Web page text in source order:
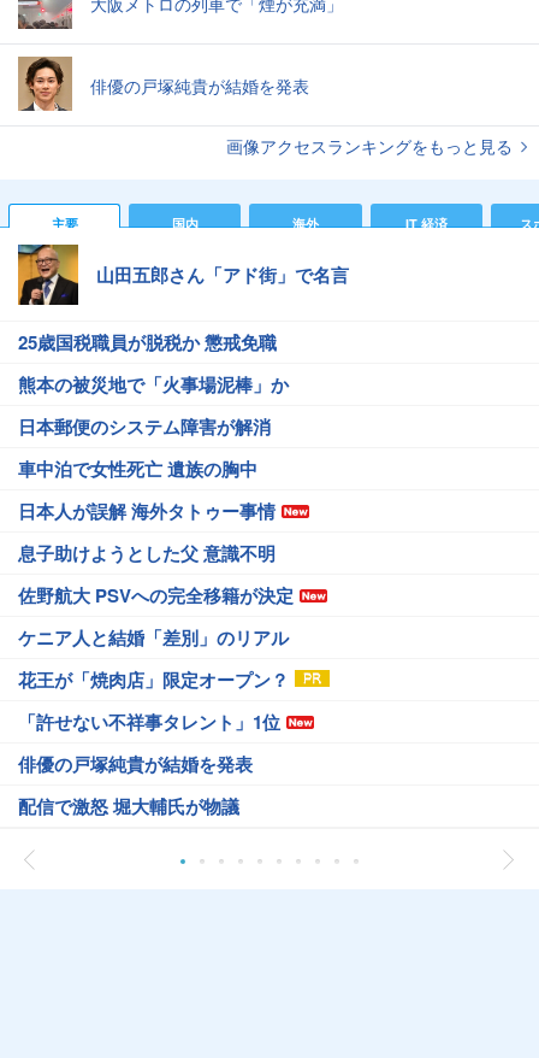
俳優の戸塚純貴が結婚を発表
画像アクセスランキングをもっと見る
主要 国内 海外 IT 経済 ス
山田五郎さん「アド街」で名言
25歳国税職員が脱税か 懲戒免職
熊本の被災地で「火事場泥棒」か
日本郵便のシステム障害が解消
車中泊で女性死亡 遺族の胸中
日本人が誤解 海外タトゥー事情
息子助けようとした父 意識不明
佐野航大 PSVへの完全移籍が決定
ケニア人と結婚「差別」のリアル
花王が「焼肉店」限定オープン？
「許せない不祥事タレント」1位
俳優の戸塚純貴が結婚を発表
配信で激怒 堀大輔氏が物議